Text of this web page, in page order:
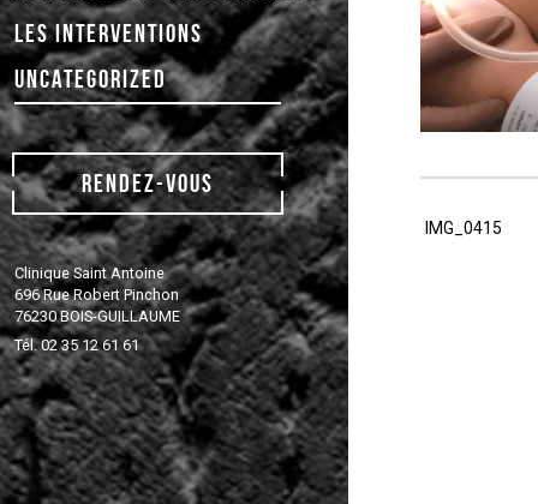
LES INTERVENTIONS
UNCATEGORIZED
RENDEZ-VOUS
Clinique Saint Antoine
696 Rue Robert Pinchon
76230 BOIS-GUILLAUME
Tél. 02 35 12 61 61
Post
Previous
IMG_0415